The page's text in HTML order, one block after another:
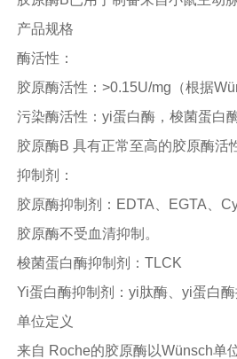
产品规格
酶活性：
胶原酶活性： >0.15U/mg（根据
污染酶活性： yi蛋白酶，梭菌蛋白
胶原酶B 具有正常至高的胶原酶活
抑制剂：
胶原酶抑制剂： EDTA、EGTA、
胶原酶不受血清抑制。
梭菌蛋白酶抑制剂： TLCK
Yi蛋白酶抑制剂： yi 肽酶、 yi蛋白
单位定义
来自 Roche的胶原酶以Wünsch单